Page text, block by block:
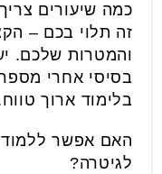
כמה שיעורים
זה תלוי בכם –
והמטרות שלכם.
בסיסי אחרי
בלימוד ארוך
האם אפשר ללמוד
לגיטרה?